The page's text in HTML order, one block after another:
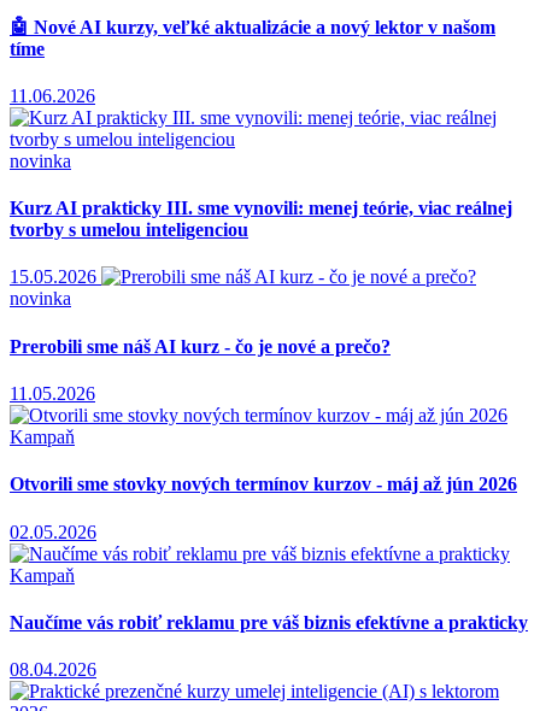
🤖 Nové AI kurzy, veľké aktualizácie a nový lektor v našom
tíme
11.06.2026
novinka
Kurz AI prakticky III. sme vynovili: menej teórie, viac reálnej
tvorby s umelou inteligenciou
15.05.2026
novinka
Prerobili sme náš AI kurz - čo je nové a prečo?
11.05.2026
Kampaň
Otvorili sme stovky nových termínov kurzov - máj až jún 2026
02.05.2026
Kampaň
Naučíme vás robiť reklamu pre váš biznis efektívne a prakticky
08.04.2026